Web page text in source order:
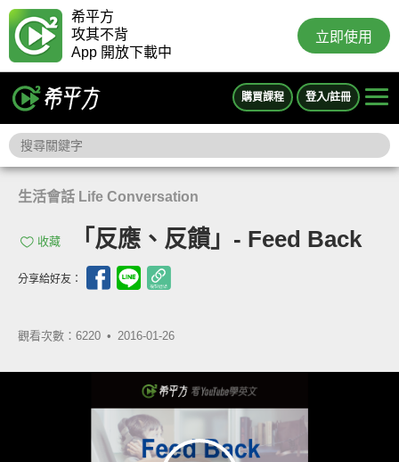
希平方
攻其不背
App 開放下載中
立即使用
購買課程 登入/註冊
生活會話 Life Conversation
收藏 「反應、反饋」- Feed Back
分享給好友：
觀看次數：6220 • 2016-01-26